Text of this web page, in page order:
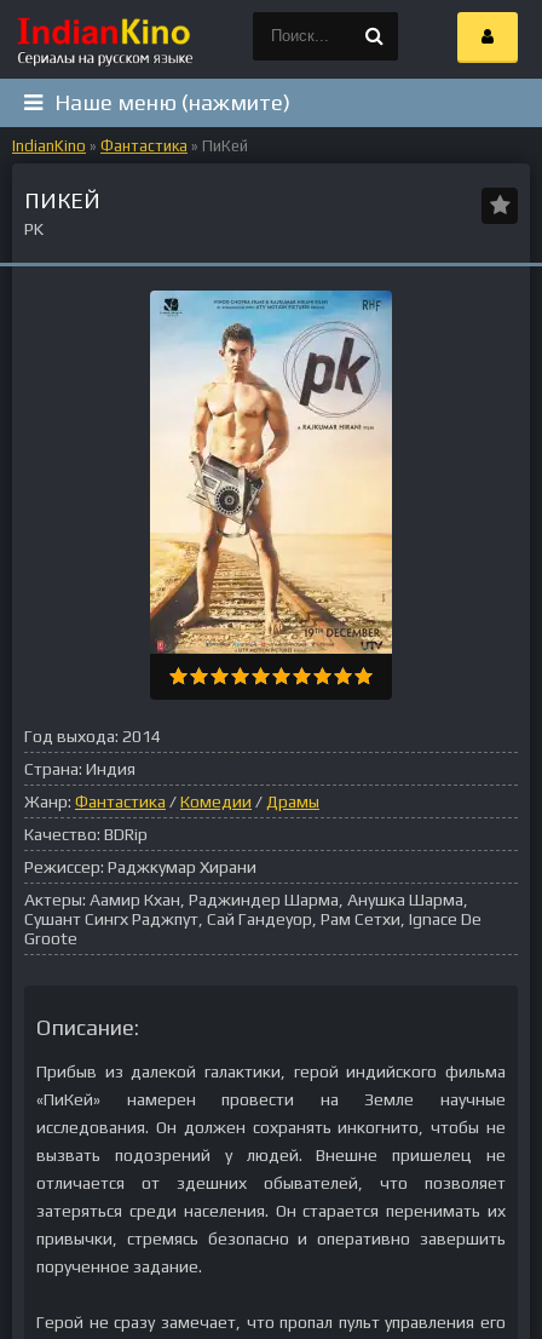
Наше меню (нажмите)
IndianKino » Фантастика » ПиКей
ПИКЕЙ
PK
Год выхода: 2014
Страна: Индия
Жанр: Фантастика /Комедии / Драмы
Качество: BDRip
Режиссер: Раджкумар Хирани
Актеры: Аамир Кхан, Раджиндер Шарма, Анушка Шарма,
Сушант Сингх Раджпут, Сай Гандеуор, Рам Сетхи, Ignace De
Groote
Описание:
Прибыв из далекой галактики, герой индийского фильма
«ПиКей» намерен провести на Земле научные
исследования. Он должен сохранять инкогнито, чтобы не
вызвать подозрений у людей. Внешне пришелец не
отличается от здешних обывателей, что позволяет
затеряться среди населения. Он старается перенимать их
привычки, стремясь безопасно и оперативно завершить
порученное задание.
Герой не сразу замечает, что пропал пульт управления его